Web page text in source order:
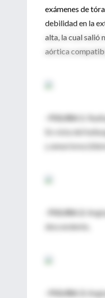
exámenes de
debilidad en la
alta, la cual salió
aórtica
· FIGURA 1:
En vista del
y aneurisma
FIGURA 2:
descendente,
· FIGURA 3: